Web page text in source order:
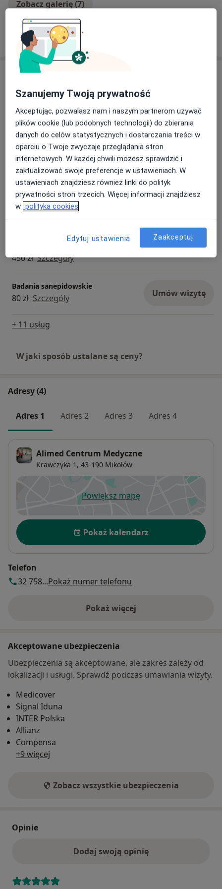
Zobacz galerię (7)
Usługi i ceny
Konsultacja lekarza medycyny
Od 80 zł Szczegóły
Badania kierowców
200 zł Szczegóły Umów wizytę
Badania kierowców wszystkich
kategorii prawa jazdy
200 zł Szczegóły
Umów wizytę
kwalifikowanych pracowników
450 zł Szczegóły
Umów wizytę
Badania sanepidowskie
80 zł Szczegóły Umów wizytę
+ 11 usług
W jaki sposób ustalane są ceny?
Adresy (4)
Adres 1 Adres 2 Adres 3 Adres 4
Alimed Centrum Medyczne
Krawczyka 1, 43-190 Mikołów
Powiększ mapęotwiera się w nowej karcie
Dostępność
Pokaż kalendarz
Telefon
32 758...Pokaż numer telefonu
Pokaż więcej
o adresie
Akceptowane ubezpieczenia
Ubezpieczenia są akceptowane, ale zakres zależy od
lokalizacji i usługi. Sprawdź podczas umawiania wizyty.
Medicover
Signal Iduna
INTER Polska
Allianz
Compensa
+9 więcej
Zobacz wszystkie ubezpieczenia
Opinie
Dodaj swoją opinię
Szanujemy Twoją prywatność
Akceptując, pozwalasz nam i naszym partnerom używać
plików cookie (lub podobnych technologii) do zbierania
danych do celów statystycznych i dostarczania treści w
oparciu o Twoje zwyczaje przeglądania stron
internetowych. W każdej chwili możesz sprawdzić i
zaktualizować swoje preferencje w ustawieniach. W
ustawieniach znajdziesz również linki do polityk
prywatności stron trzecich. Więcej informacji znajdziesz
w polityka cookies
Edytuj ustawienia Zaakceptuj